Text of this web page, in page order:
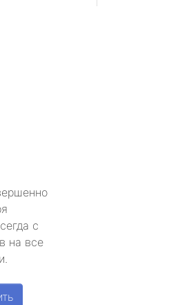
с
на все